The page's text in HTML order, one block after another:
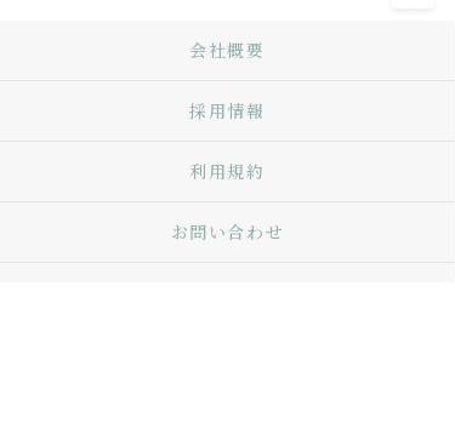
会社概要
採用情報
利用規約
お問い合わせ